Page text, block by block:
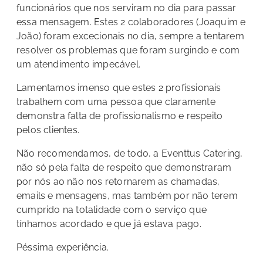
funcionários que nos serviram no dia para passar
essa mensagem. Estes 2 colaboradores (Joaquim e
João) foram excecionais no dia, sempre a tentarem
resolver os problemas que foram surgindo e com
um atendimento impecável.
Lamentamos imenso que estes 2 profissionais
trabalhem com uma pessoa que claramente
demonstra falta de profissionalismo e respeito
pelos clientes.
Não recomendamos, de todo, a Eventtus Catering,
não só pela falta de respeito que demonstraram
por nós ao não nos retornarem as chamadas,
emails e mensagens, mas também por não terem
cumprido na totalidade com o serviço que
tínhamos acordado e que já estava pago.
Péssima experiência.